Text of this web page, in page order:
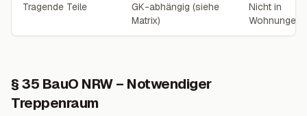
Tragende Teile
GK-abhängig (siehe
Matrix)
Nicht in
Wohnungen
§ 35 BauO NRW – Notwendiger
Treppenraum